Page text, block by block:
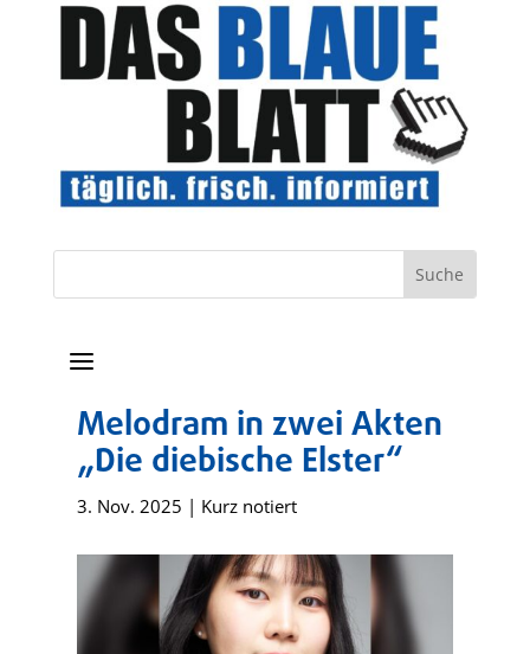
a
Melodram in zwei Akten
„Die diebische Elster“
3. Nov. 2025 | Kurz notiert